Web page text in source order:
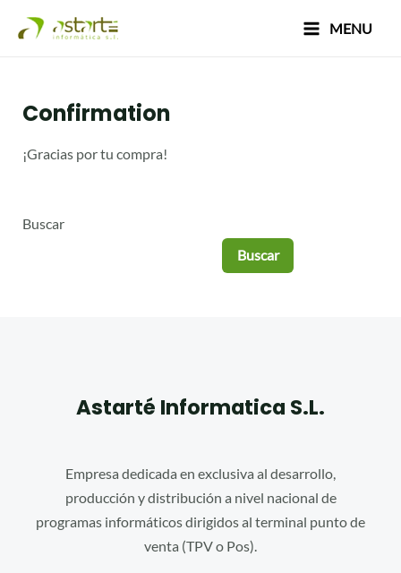
MainMENU
Confirmation
¡Gracias por tu compra!
Buscar
Buscar
Astarté Informatica S.L.
Empresa dedicada en exclusiva al desarrollo,
producción y distribución a nivel nacional de
programas informáticos dirigidos al terminal punto de
venta (TPV o Pos).